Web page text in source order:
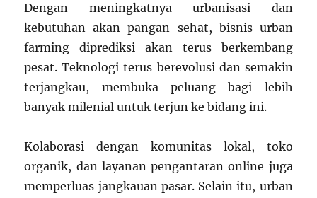
Dengan meningkatnya urbanisasi dan
kebutuhan akan pangan sehat, bisnis urban
farming diprediksi akan terus berkembang
pesat. Teknologi terus berevolusi dan semakin
terjangkau, membuka peluang bagi lebih
banyak milenial untuk terjun ke bidang ini.
Kolaborasi dengan komunitas lokal, toko
organik, dan layanan pengantaran online juga
memperluas jangkauan pasar. Selain itu, urban